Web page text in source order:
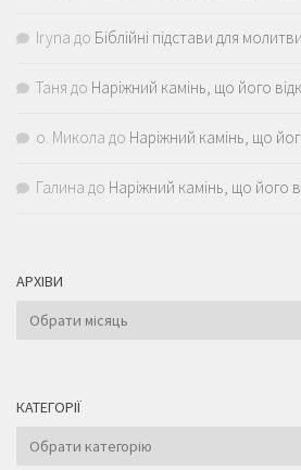
Iryna до Біблійні підстави для
Таня до Наріжний камінь, що його
о. Микола до Наріжний камінь, що
Галина до Наріжний камінь, що його
АРХІВИ
Архіви
КАТЕГОРІЇ
Категорії